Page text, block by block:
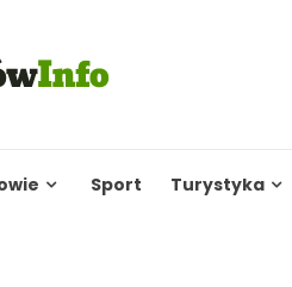
Sport Turystyka